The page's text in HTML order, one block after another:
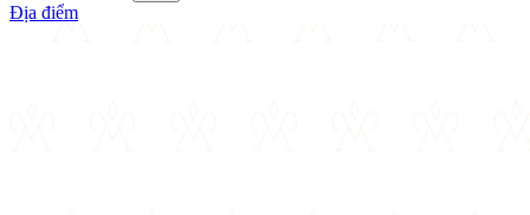
Địa điểm